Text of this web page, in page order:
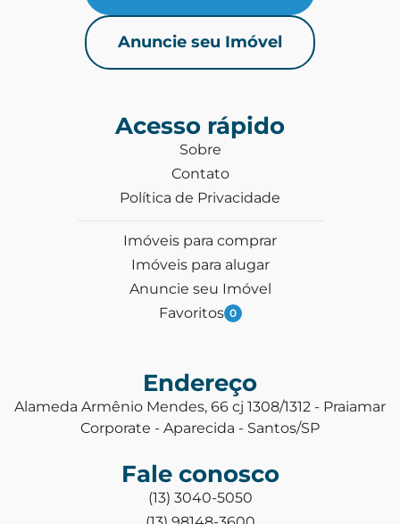
Anuncie seu Imóvel
Acesso rápido
Sobre
Contato
Política de Privacidade
Imóveis para comprar
Imóveis para alugar
Anuncie seu Imóvel
Favoritos 0
Endereço
Alameda Armênio Mendes, 66 cj 1308/1312 - Praiamar
Corporate - Aparecida - Santos/SP
Fale conosco
(13) 3040-5050